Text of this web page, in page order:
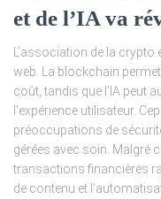
et de l’IA va
L’association de la crypto
web. La blockchain
coût, tandis que l’IA peut
l’expérience utilisateur.
préoccupations de
gérées avec soin. Malgré
transactions financières
de contenu et